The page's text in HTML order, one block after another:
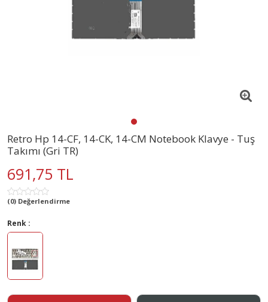
Retro Hp 14-CF, 14-CK, 14-CM Notebook Klavye - Tuş
Takımı (Gri TR)
691,75 TL
(0) Değerlendirme
Renk :